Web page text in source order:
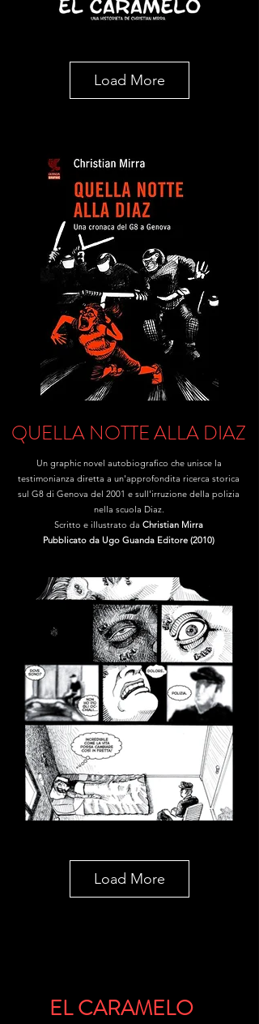
Load More
QUELLA NOTTE ALLA DIAZ
Un graphic novel autobiografico che unisce la
testimonianza diretta a un'approfondita ricerca storica
sul G8 di Genova del 2001 e sull'irruzione della polizia
nella scuola Diaz.
Scritto e illustrato da Christian Mirra
Pubblicato da Ugo Guanda Editore (2010)
Load More
EL CARAMELO